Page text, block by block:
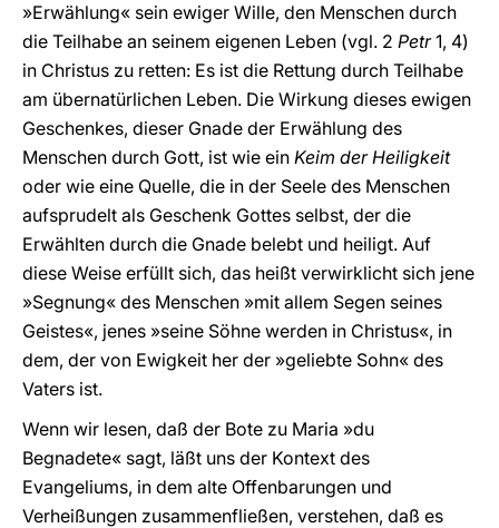
»Erwählung« sein ewiger Wille, den Menschen durch
die Teilhabe an seinem eigenen Leben (vgl. 2 Petr1, 4)
in Christus zu retten: Es ist die Rettung durch Teilhabe
am übernatürlichen Leben. Die Wirkung dieses ewigen
Geschenkes, dieser Gnade der Erwählung des
Menschen durch Gott, ist wie ein Keim der Heiligkeit
oder wie eine Quelle, die in der Seele des Menschen
aufsprudelt als Geschenk Gottes selbst, der die
Erwählten durch die Gnade belebt und heiligt. Auf
diese Weise erfüllt sich, das heißt verwirklicht sich jene
»Segnung« des Menschen »mit allem Segen seines
Geistes«, jenes »seine Söhne werden in Christus«, in
dem, der von Ewigkeit her der »geliebte Sohn« des
Vaters ist.
Wenn wir lesen, daß der Bote zu Maria »du
Begnadete« sagt, läßt uns der Kontext des
Evangeliums, in dem alte Offenbarungen und
Verheißungen zusammenfließen, verstehen, daß es